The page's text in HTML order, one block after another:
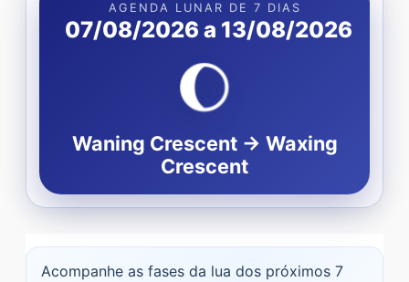
AGENDA LUNAR DE 7 DIAS
07/08/2026 a 13/08/2026
🌔
Waning Crescent → Waxing
Crescent
Acompanhe as fases da lua dos próximos 7